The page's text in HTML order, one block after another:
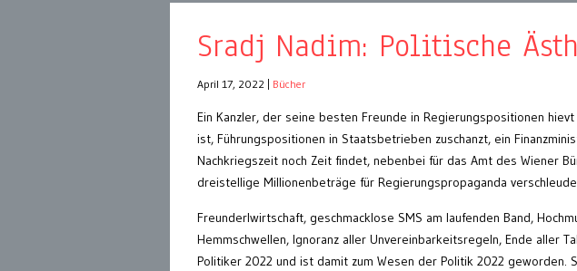
Sradj Nadim: Politische
April 17, 2022 Bücher
Ein Kanzler, der seine besten Freunde in Regierungspositionen
ist, Führungspositionen in Staatsbetrieben zuschanzt, ein
Nachkriegszeit noch Zeit findet, nebenbei für das Amt des Wiener
dreistellige Millionenbeträge für Regierungspropaganda
Freunderlwirtschaft, geschmacklose SMS am laufenden Band,
Hemmschwellen, Ignoranz aller Unvereinbarkeitsregeln, Ende aller
Politiker 2022 und ist damit zum Wesen der Politik 2022 geworden.